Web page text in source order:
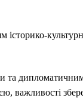
історико-
та
важливості